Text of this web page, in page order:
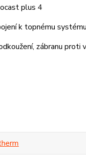
plus 4
k topnému systému
zábranu proti